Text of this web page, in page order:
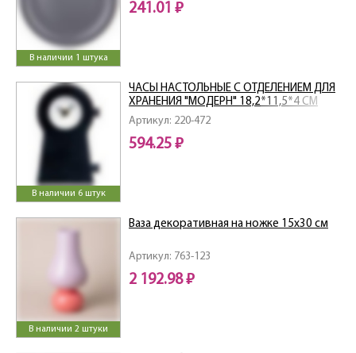
В наличии 1 штука
241.01 ₽
В наличии 6 штук
Артикул: 220-472
ЧАСЫ НАСТОЛЬНЫЕ С ОТДЕЛЕНИЕМ ДЛЯ
ХРАНЕНИЯ "МОДЕРН" 18,2*11,5*4 СМ
594.25 ₽
В наличии 2 штуки
Артикул: 763-123
Ваза декоративная на ножке 15х30 см
2 192.98 ₽